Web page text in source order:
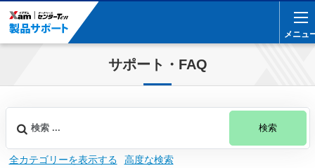
メニュ
メニュ
サポート・FAQ
検索
全カテゴリーを表示する 高度な検索